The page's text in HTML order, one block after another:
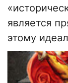
является
этому